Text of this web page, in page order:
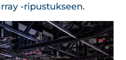
-ripustukseen.